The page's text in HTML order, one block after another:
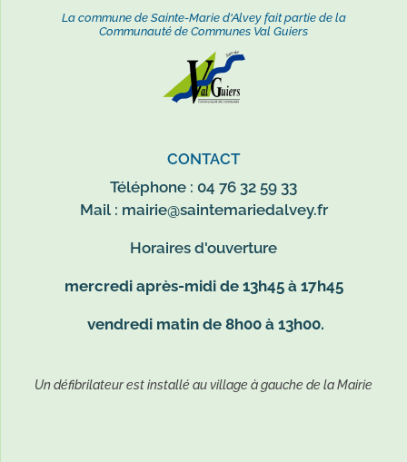
La commune de Sainte-Marie d'Alvey fait partie de la
Communauté de Communes Val Guiers
CONTACT
Téléphone : 04 76 32 59 33
Mail : mairie@saintemariedalvey.fr
Horaires d'ouverture
mercredi après-midi de 13h45 à 17h45
vendredi matin de 8h00 à 13h00.
Un défibrilateur est installé au village à gauche de la Mairie